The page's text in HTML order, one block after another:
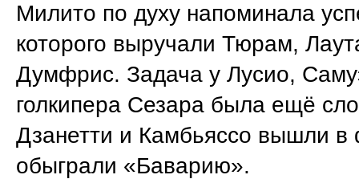
Милито по духу напоминала
которого выручали Тюрам,
Думфрис. Задача у Лусио,
голкипера Сезара была ещё
Дзанетти и Камбьяссо вышли в
обыграли «Баварию».